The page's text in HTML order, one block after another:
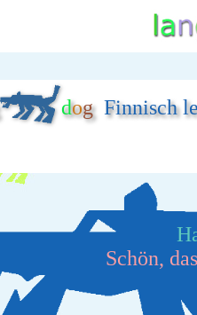
dogFinnisch
Schön,